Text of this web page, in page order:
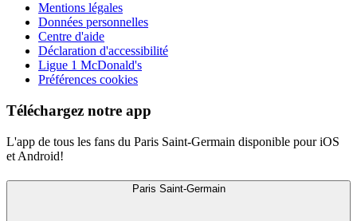
Mentions légales
Données personnelles
Centre d'aide
Déclaration d'accessibilité
Ligue 1 McDonald's
Préférences cookies
Téléchargez notre app
L'app de tous les fans du Paris Saint-Germain disponible pour iOS
et Android!
Paris Saint-Germain